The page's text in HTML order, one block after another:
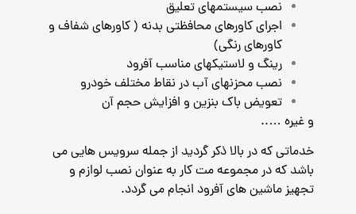
نصب سیستمهای تعلیق
اجرای کاورهای محافظتی بدنه ( کاورهای شفاف و
کاورهای رنگی)
رینگ و لاستیکهای مناسب آفرود
نصب محزنهای آب در نقاط مختلف خودرو
تعویض باک بنزین و افزایش حجم آن
و غیره …..
خدماتی که در بالا ذکر گردید از جمله سرویس هایی می
باشد که در مجموعه مت کار به عنوان نصب لوازم و
تجهیز ماشین های آفرود انجام می گردد.